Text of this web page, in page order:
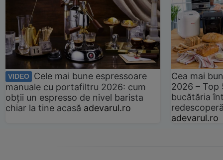
VIDEO
Cele mai bune espressoare
manuale cu portafiltru 2026: cum
obții un espresso de nivel barista
chiar la tine acasă adevarul.ro
Cea mai
2026 –
bucătăria
adevarul.ro